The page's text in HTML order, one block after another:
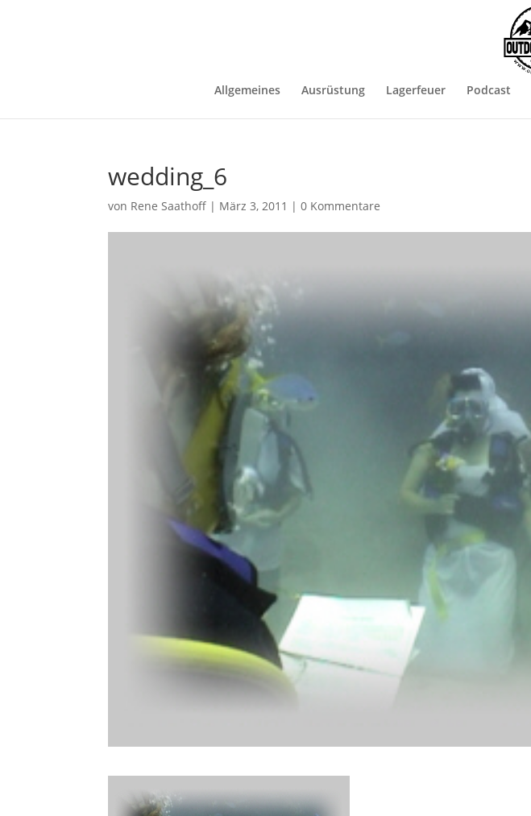
Allgemeines Ausrüstung Lagerfeuer Podcast
wedding_6
von Rene Saathoff | März 3, 2011 |0 Kommentare